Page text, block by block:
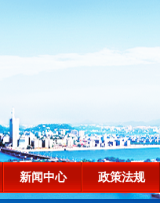
新闻中心 政策法规